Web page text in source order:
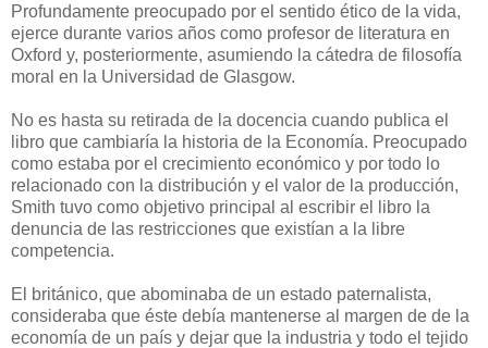
Profundamente preocupado por el sentido ético de la vida,
ejerce durante varios años como profesor de literatura en
Oxford y, posteriormente, asumiendo la cátedra de filosofía
moral en la Universidad de Glasgow.
No es hasta su retirada de la docencia cuando publica el
libro que cambiaría la historia de la Economía. Preocupado
como estaba por el crecimiento económico y por todo lo
relacionado con la distribución y el valor de la producción,
Smith tuvo como objetivo principal al escribir el libro la
denuncia de las restricciones que existían a la libre
competencia.
El británico, que abominaba de un estado paternalista,
consideraba que éste debía mantenerse al margen de de la
economía de un país y dejar que la industria y todo el tejido